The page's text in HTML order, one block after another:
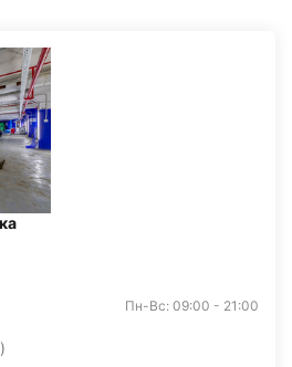
Пн-Вс: 09:00 - 21:00